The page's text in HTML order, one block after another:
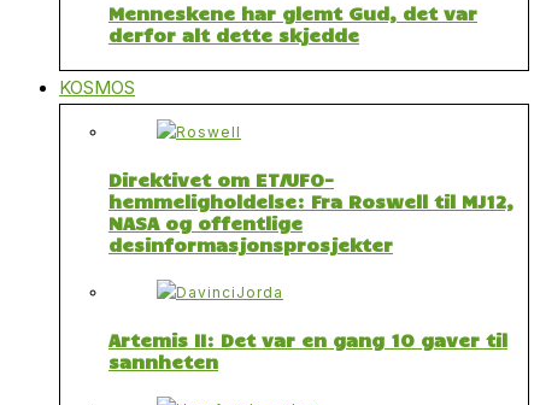
Menneskene har glemt Gud, det var
derfor alt dette skjedde
KOSMOS
Direktivet om ET/UFO-
hemmeligholdelse: Fra Roswell til MJ12,
NASA og offentlige
desinformasjonsprosjekter
Artemis II: Det var en gang 10 gaver til
sannheten